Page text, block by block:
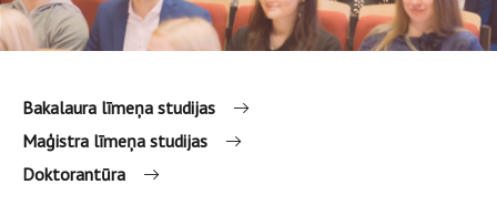
Bakalaura līmeņa studijas
Maģistra līmeņa studijas
Doktorantūra